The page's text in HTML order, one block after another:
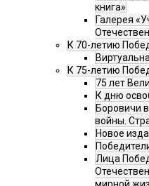
книга»
Галерея
К 70-летию
К 75-летию
75 лет
К дню
Боровичи
войны.
Новое
Лица